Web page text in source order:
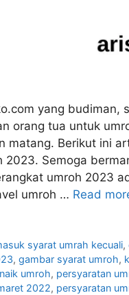
yang budiman,
orang tua untuk
matang. Berikut ini
2023. Semoga
umroh 2023
umroh … Read
syarat umrah kecuali,
, gambar syarat umroh,
umroh, persyaratan
2022, persyaratan